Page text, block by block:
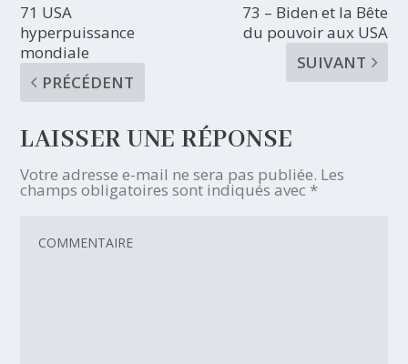
71 USA
hyperpuissance
mondiale
PRÉCÉDENT
73 – Biden et la Bête
du pouvoir aux USA
SUIVANT
LAISSER UNE RÉPONSE
Votre adresse e-mail ne sera pas publiée. Les
champs obligatoires sont indiqués avec *